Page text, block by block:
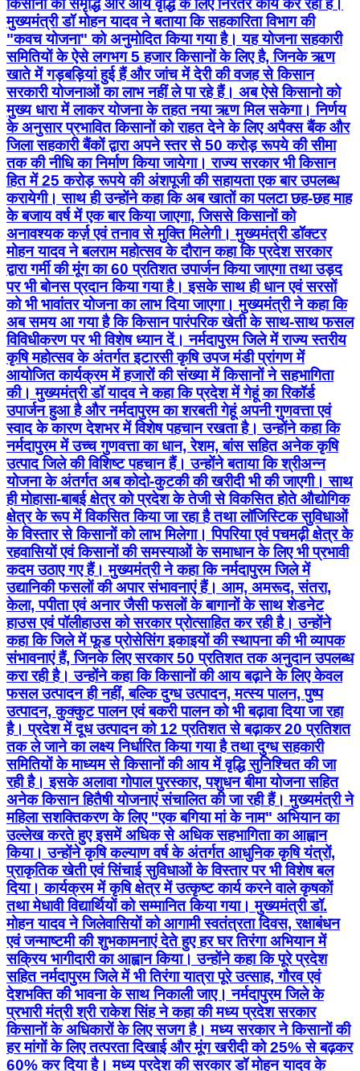
किसानों की समृद्धि और आय वृद्धि के लिए निरंतर कार्य कर रही है।
मुख्यमंत्री डॉ मोहन यादव ने बताया कि सहकारिता विभाग की
"कवच योजना" को अनुमोदित किया गया है। यह योजना सहकारी
समितियों के ऐसे लगभग 5 हजार किसानों के लिए है, जिनके ऋण
खाते में गड़बड़ियां हुई हैं और जांच में देरी की वजह से किसान
सरकारी योजनाओं का लाभ नहीं ले पा रहे हैं। अब ऐसे किसानो को
मुख्य धारा में लाकर योजना के तहत नया ऋण मिल सकेगा। निर्णय
के अनुसार प्रभावित किसानों को राहत देने के लिए अपैक्स बैंक और
जिला सहकारी बैंकों द्वारा अपने स्तर से 50 करोड़ रूपये की सीमा
तक की नीधि का निर्माण किया जायेगा। राज्य सरकार भी किसान
हित में 25 करोड़ रूपये की अंशपूजी की सहायता एक बार उपलब्ध
करायेगी। साथ ही उन्होंने कहा कि अब खातों का पलटा छह-छह माह
के बजाय वर्ष में एक बार किया जाएगा, जिससे किसानों को
अनावश्यक कर्ज़ एवं तनाव से मुक्ति मिलेगी। मुख्यमंत्री डॉक्टर
मोहन यादव ने बलराम महोत्सव के दौरान कहा कि प्रदेश सरकार
द्वारा गर्मी की मूंग का 60 प्रतिशत उपार्जन किया जाएगा तथा उड़द
पर भी बोनस प्रदान किया गया है। इसके साथ ही धान एवं सरसों
को भी भावांतर योजना का लाभ दिया जाएगा। मुख्यमंत्री ने कहा कि
अब समय आ गया है कि किसान पारंपरिक खेती के साथ-साथ फसल
विविधीकरण पर भी विशेष ध्यान दें। नर्मदापुरम जिले में राज्य स्तरीय
कृषि महोत्सव के अंतर्गत इटारसी कृषि उपज मंडी प्रांगण में
आयोजित कार्यक्रम में हजारों की संख्या में किसानों ने सहभागिता
की। मुख्यमंत्री डॉ यादव ने कहा कि प्रदेश में गेहूं का रिकॉर्ड
उपार्जन हुआ है और नर्मदापुरम का शरबती गेहूं अपनी गुणवत्ता एवं
स्वाद के कारण देशभर में विशेष पहचान रखता है। उन्होंने कहा कि
नर्मदापुरम में उच्च गुणवत्ता का धान, रेशम, बांस सहित अनेक कृषि
उत्पाद जिले की विशिष्ट पहचान हैं। उन्होंने बताया कि श्रीअन्न
योजना के अंतर्गत अब कोदो-कुटकी की खरीदी भी की जाएगी। साथ
ही मोहासा-बाबई क्षेत्र को प्रदेश के तेजी से विकसित होते औद्योगिक
क्षेत्र के रूप में विकसित किया जा रहा है तथा लॉजिस्टिक सुविधाओं
के विस्तार से किसानों को लाभ मिलेगा। पिपरिया एवं पचमढ़ी क्षेत्र के
रहवासियों एवं किसानों की समस्याओं के समाधान के लिए भी प्रभावी
कदम उठाए गए हैं। मुख्यमंत्री ने कहा कि नर्मदापुरम जिले में
उद्यानिकी फसलों की अपार संभावनाएं हैं। आम, अमरूद, संतरा,
केला, पपीता एवं अनार जैसी फसलों के बागानों के साथ शेडनेट
हाउस एवं पॉलीहाउस को सरकार प्रोत्साहित कर रही है। उन्होंने
कहा कि जिले में फूड प्रोसेसिंग इकाइयों की स्थापना की भी व्यापक
संभावनाएं हैं, जिनके लिए सरकार 50 प्रतिशत तक अनुदान उपलब्ध
करा रही है। उन्होंने कहा कि किसानों की आय बढ़ाने के लिए केवल
फसल उत्पादन ही नहीं, बल्कि दुग्ध उत्पादन, मत्स्य पालन, पुष्प
उत्पादन, कुक्कुट पालन एवं बकरी पालन को भी बढ़ावा दिया जा रहा
है। प्रदेश में दूध उत्पादन को 12 प्रतिशत से बढ़ाकर 20 प्रतिशत
तक ले जाने का लक्ष्य निर्धारित किया गया है तथा दुग्ध सहकारी
समितियों के माध्यम से किसानों की आय में वृद्धि सुनिश्चित की जा
रही है। इसके अलावा गोपाल पुरस्कार, पशुधन बीमा योजना सहित
अनेक किसान हितैषी योजनाएं संचालित की जा रही हैं। मुख्यमंत्री ने
महिला सशक्तिकरण के लिए "एक बगिया मां के नाम" अभियान का
उल्लेख करते हुए इसमें अधिक से अधिक सहभागिता का आह्वान
किया। उन्होंने कृषि कल्याण वर्ष के अंतर्गत आधुनिक कृषि यंत्रों,
प्राकृतिक खेती एवं सिंचाई सुविधाओं के विस्तार पर भी विशेष बल
दिया। कार्यक्रम में कृषि क्षेत्र में उत्कृष्ट कार्य करने वाले कृषकों
तथा मेधावी विद्यार्थियों को सम्मानित किया गया। मुख्यमंत्री डॉ.
मोहन यादव ने जिलेवासियों को आगामी स्वतंत्रता दिवस, रक्षाबंधन
एवं जन्माष्टमी की शुभकामनाएं देते हुए हर घर तिरंगा अभियान में
सक्रिय भागीदारी का आह्वान किया। उन्होंने कहा कि पूरे प्रदेश
सहित नर्मदापुरम जिले में भी तिरंगा यात्रा पूरे उत्साह, गौरव एवं
देशभक्ति की भावना के साथ निकाली जाए। नर्मदापुरम जिले के
प्रभारी मंत्री श्री राकेश सिंह ने कहा की मध्य प्रदेश सरकार
किसानों के अधिकारों के लिए सजग है। मध्य सरकार ने किसानों की
हर मांगों के लिए तत्परता दिखाई और मूंग खरीदी को 25% से बढ़कर
60% कर दिया है। मध्य प्रदेश की सरकार डॉ मोहन यादव के